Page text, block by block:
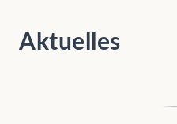
Aktuelles